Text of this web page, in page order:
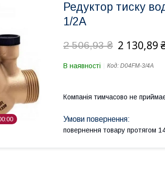
0 00
Редуктор тиску
1/2A
2 506,93 ₴ 2 130,89
В наявності Код: D04FM-3/4A
Компанія тимчасово не
повернення товару протягом